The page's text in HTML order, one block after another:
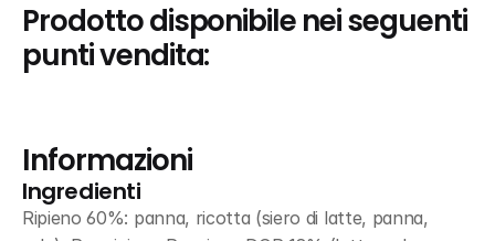
Prodotto disponibile nei seguenti
punti vendita:
Informazioni
Ingredienti
Ripieno 60%: panna, ricotta (siero di latte, panna,